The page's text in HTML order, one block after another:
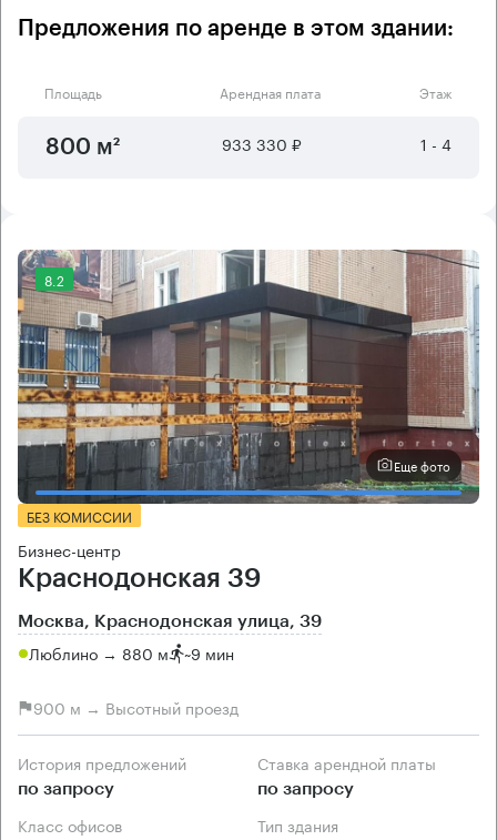
Предложения по аренде в этом здании:
Площадь Арендная плата Этаж
800 м² 933 330 ₽ 1 - 4
8.2
Еще фото
БЕЗ КОМИССИИ
Бизнес-центр
Краснодонская 39
Москва, Краснодонская улица, 39
Люблино → 880 м ~9 мин
900 м → Высотный проезд
История предложений
по запросу
Ставка арендной платы
по запросу
Класс офисов Тип здания